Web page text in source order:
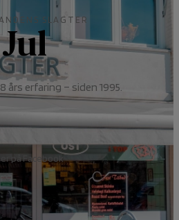
SLAGTER
Jul
års erfaring – siden 1995.
på Facebook